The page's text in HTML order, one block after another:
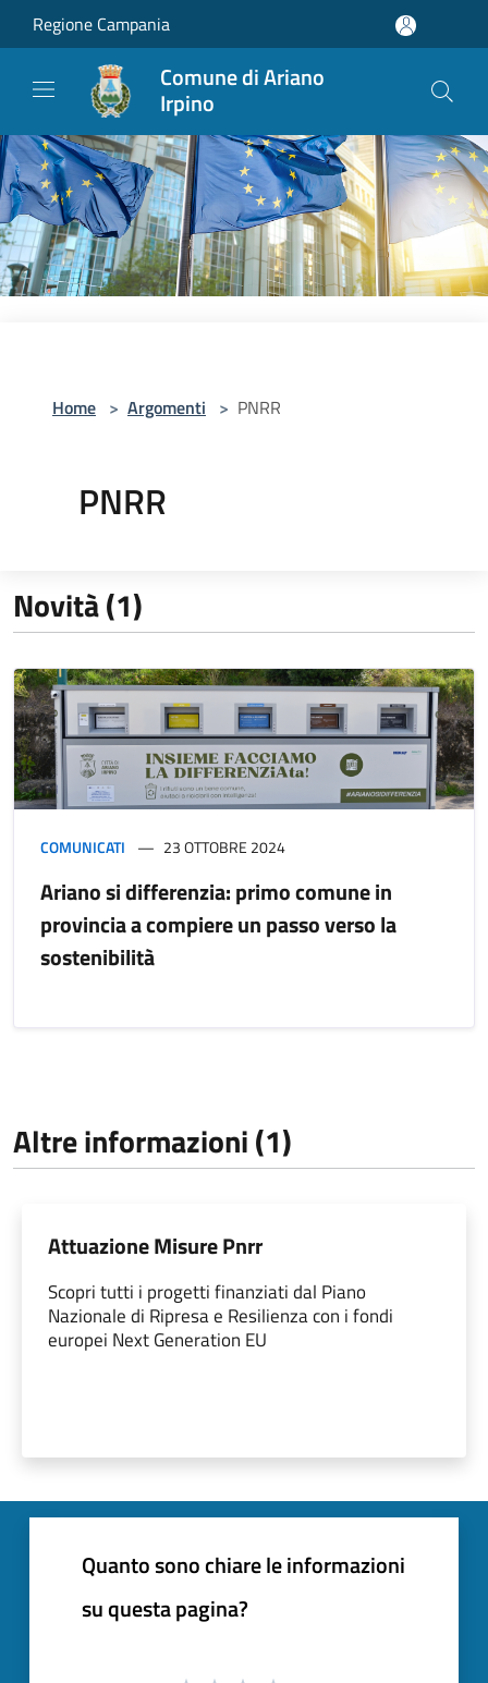
Salta al contenuto principale
Regione Campania
Comune di Ariano
Irpino
Home > Argomenti > PNRR
PNRR
Novità (1)
COMUNICATI 23 OTTOBRE 2024
Ariano si differenzia: primo comune in
provincia a compiere un passo verso la
sostenibilità
Altre informazioni (1)
Attuazione Misure Pnrr
Scopri tutti i progetti finanziati dal Piano
Nazionale di Ripresa e Resilienza con i fondi
europei Next Generation EU
Quanto sono chiare le informazioni
su questa pagina?